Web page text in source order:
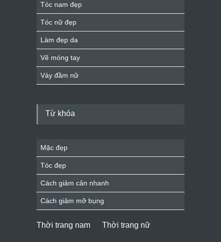
Tóc nam đẹp
Tóc nữ đẹp
Làm đẹp da
Vẽ móng tay
Váy đầm nữ
Từ khóa
Mặc đẹp
Tóc đẹp
Cách giảm cân nhanh
Cách giảm mỡ bụng
Thời trang nam Thời trang nữ